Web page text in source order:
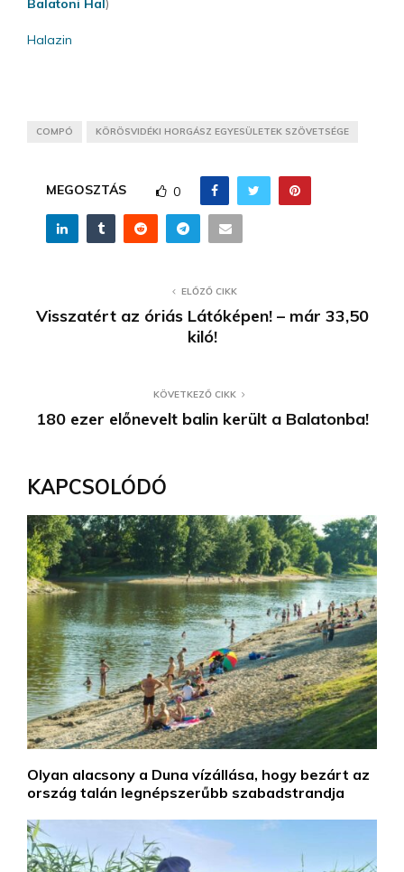
Balatoni Hal )
Halazin
COMPÓ KÖRÖSVIDÉKI HORGÁSZ EGYESÜLETEK SZÖVETSÉGE
MEGOSZTÁS 0
ELŐZŐ CIKK
Visszatért az óriás Látóképen! – már 33,50
kiló!
KÖVETKEZŐ CIKK
180 ezer előnevelt balin került a Balatonba!
KAPCSOLÓDÓ
Olyan alacsony a Duna vízállása, hogy bezárt az
ország talán legnépszerűbb szabadstrandja